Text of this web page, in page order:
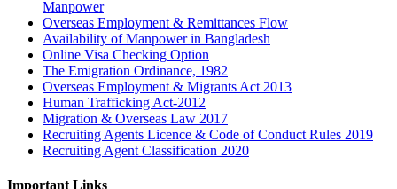
Manpower
Overseas Employment & Remittances Flow
Availability of Manpower in Bangladesh
Online Visa Checking Option
The Emigration Ordinance, 1982
Overseas Employment & Migrants Act 2013
Human Trafficking Act-2012
Migration & Overseas Law 2017
Recruiting Agents Licence & Code of Conduct Rules 2019
Recruiting Agent Classification 2020
Important Links